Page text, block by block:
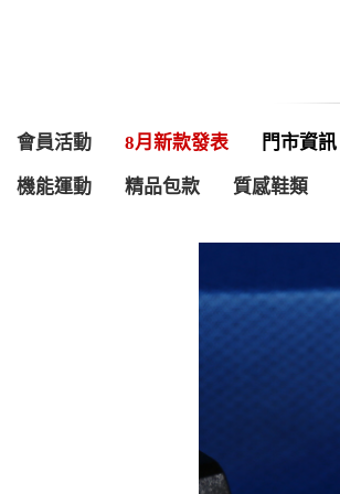
會員活動 8月新款發表 門市資訊
機能運動 精品包款 質感鞋類